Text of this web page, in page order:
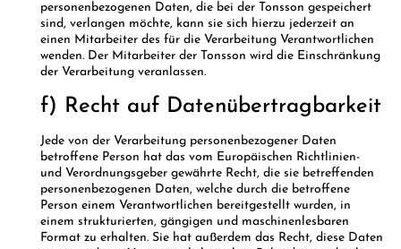
personenbezogenen Daten, die bei der Tonsson gespeichert
sind, verlangen möchte, kann sie sich hierzu jederzeit an
einen Mitarbeiter des für die Verarbeitung Verantwortlichen
wenden. Der Mitarbeiter der Tonsson wird die Einschränkung
der Verarbeitung veranlassen.
f) Recht auf Datenübertragbarkeit
Jede von der Verarbeitung personenbezogener Daten
betroffene Person hat das vom Europäischen Richtlinien-
und Verordnungsgeber gewährte Recht, die sie betreffenden
personenbezogenen Daten, welche durch die betroffene
Person einem Verantwortlichen bereitgestellt wurden, in
einem strukturierten, gängigen und maschinenlesbaren
Format zu erhalten. Sie hat außerdem das Recht, diese Daten